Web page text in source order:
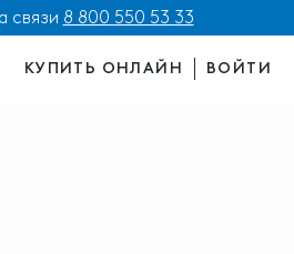
связи 8 800 550 53 33
КУПИТЬ ОНЛАЙН ВОЙТИ